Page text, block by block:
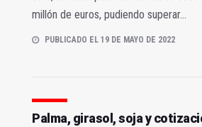
millón de euros, pudiendo superar...
PUBLICADO EL 19 DE MAYO DE 2022
Palma, girasol, soja y